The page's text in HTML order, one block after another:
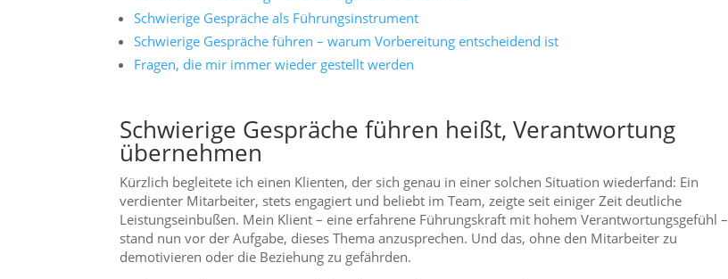
Schwierige Gespräche als Führungsinstrument
Schwierige Gespräche führen – warum Vorbereitung entscheidend ist
Fragen, die mir immer wieder gestellt werden
Schwierige Gespräche führen heißt, Verantwortung
übernehmen
Kürzlich begleitete ich einen Klienten, der sich genau in einer solchen Situation wiederfand: Ein
verdienter Mitarbeiter, stets engagiert und beliebt im Team, zeigte seit einiger Zeit deutliche
Leistungseinbußen. Mein Klient – eine erfahrene Führungskraft mit hohem Verantwortungsgefühl –
stand nun vor der Aufgabe, dieses Thema anzusprechen. Und das, ohne den Mitarbeiter zu
demotivieren oder die Beziehung zu gefährden.